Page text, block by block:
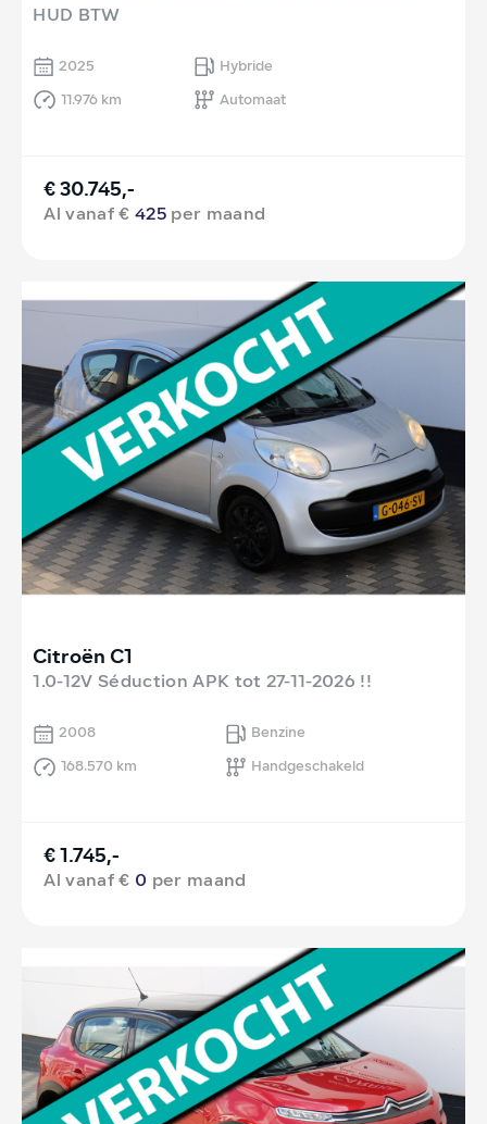
HUD BTW
2025
Hybride
11.976 km
Automaat
€ 30.745,-
Al vanaf €425 per maand
Citroën C1
1.0-12V Séduction APK tot 27-11-2026 !!
2008
Benzine
168.570 km
Handgeschakeld
€ 1.745,-
Al vanaf € 0 per maand